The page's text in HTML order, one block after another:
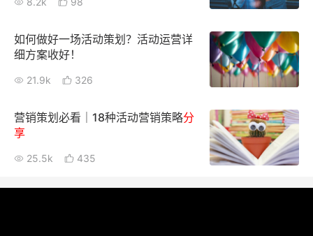
如何做好一场活动策划？活动运营详
细方案收好！
21.9k 326
营销策划必看｜18种活动营销策略分
享
25.5k 435